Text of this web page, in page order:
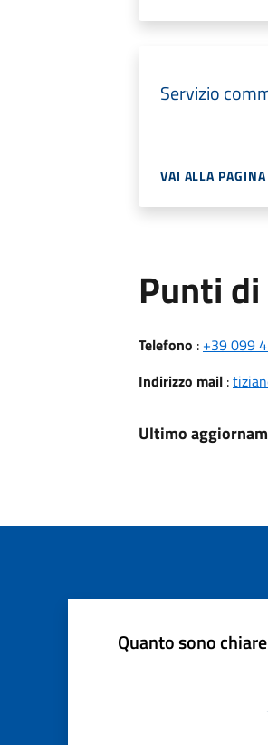
Servizio
VAI ALLA PAGINA
Punti
Telefono : +39 099
Indirizzo mail:
Ultimo
Quanto sono